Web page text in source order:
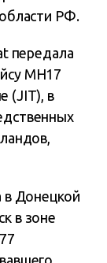
РФ.
передала
MH17
(JIT), в
в Донецкой
в зоне